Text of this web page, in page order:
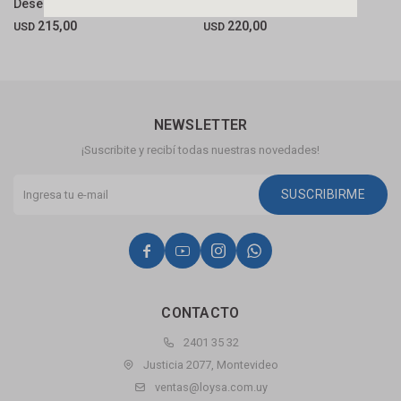
Desempañador Y Aumento
USD 215,00 USD 220,00
CONTACTO
2401 35 32
Justicia 2077, Montevideo
ventas@loysa.com.uy
NEWSLETTER
¡Suscribite y recibí todas nuestras novedades!
SUSCRIBIRME
   